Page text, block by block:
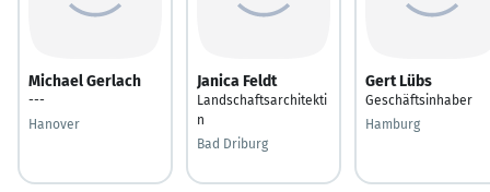
Michael Gerlach
---
Hanover
Janica Feldt
Landschaftsarchitekti
n
Bad Driburg
Gert Lübs
Geschäftsinhaber
Hamburg